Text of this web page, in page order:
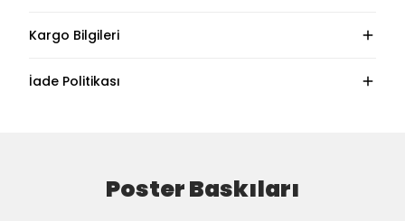
Kargo Bilgileri
İade Politikası
Poster Baskıları